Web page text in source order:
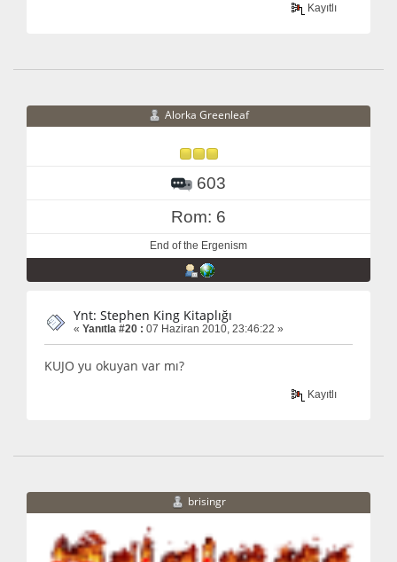
Kayıtlı
Alorka Greenleaf
603
Rom: 6
End of the Ergenism
Ynt: Stephen King Kitaplığı
« Yanıtla #20 : 07 Haziran 2010, 23:46:22 »
KUJO yu okuyan var mı?
Kayıtlı
brisingr